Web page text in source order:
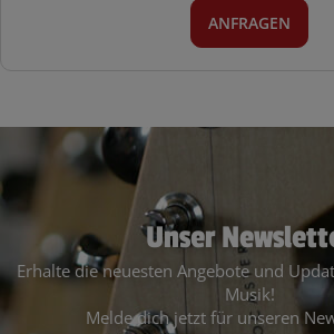
ANFRAGEN
Unser
Erhalte die neuesten Angebote und
Musik!
Melde dich jetzt für unseren